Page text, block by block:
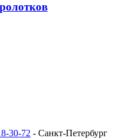
30-72 - Санкт-Петербург